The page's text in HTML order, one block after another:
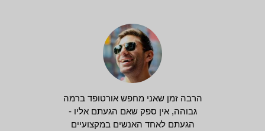
הרבה זמן שאני מחפש אורטופד ברמה
גבוהה, אין ספק שאם הגעתם אליו -
הגעתם לאחד האנשים במקצועיים